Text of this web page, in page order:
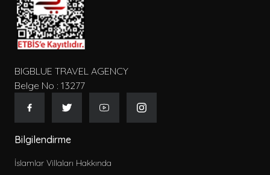
BIGBLUE TRAVEL AGENCY
Belge No : 13277
Bilgilendirme
İslamlar Villaları Hakkında